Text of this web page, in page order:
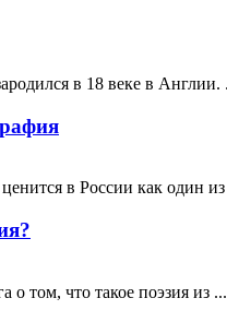
в 18 веке в Англии.
в России как один из
том, что такое поэзия из ...